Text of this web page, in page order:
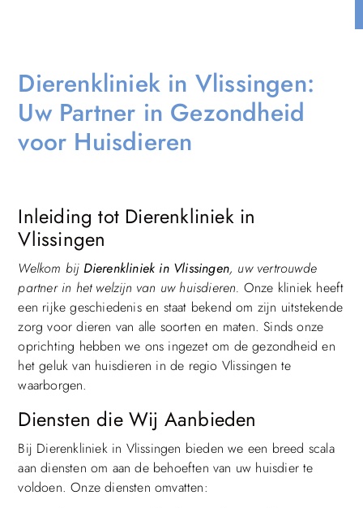
Dierenkliniek in Vlissingen:
Uw Partner in Gezondheid
voor Huisdieren
Inleiding tot Dierenkliniek in
Vlissingen
Welkom bij Dierenkliniek in Vlissingen, uw vertrouwde
partner in het welzijn van uw huisdieren. Onze kliniek heeft
een rijke geschiedenis en staat bekend om zijn uitstekende
zorg voor dieren van alle soorten en maten. Sinds onze
oprichting hebben we ons ingezet om de gezondheid en
het geluk van huisdieren in de regio Vlissingen te
waarborgen.
Diensten die Wij Aanbieden
Bij Dierenkliniek in Vlissingen bieden we een breed scala
aan diensten om aan de behoeften van uw huisdier te
voldoen. Onze diensten omvatten: